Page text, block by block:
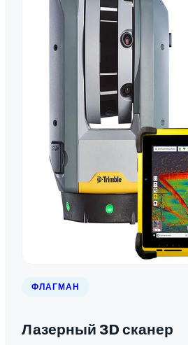
ФЛАГМАН
Лазерный 3D сканер